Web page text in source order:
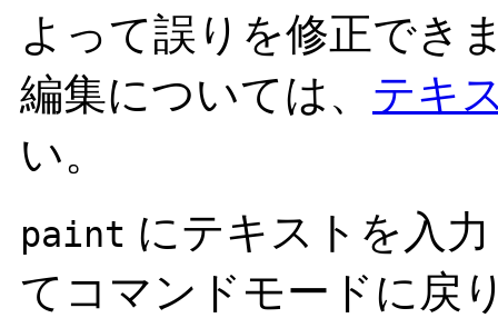
よって誤りを修正でき
編集については、 テキ
い。
paint にテキストを入
てコマンドモードに戻